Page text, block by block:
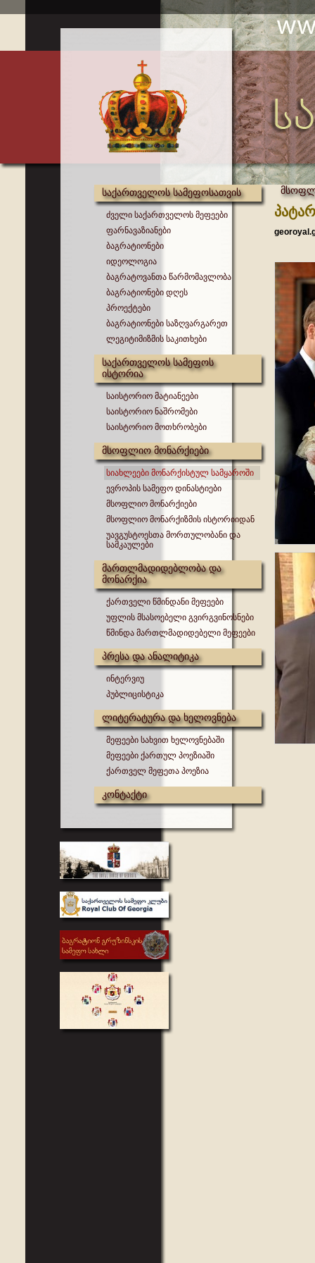
საქართველოს სამეფოსათვის
ძველი საქართველოს მეფეები
ფარნავაზიანები
ბაგრატიონები
იდეოლოგია
ბაგრატოვანთა წარმომავლობა
ბაგრატიონები დღეს
პროექტები
ბაგრატიონები საზღვარგარეთ
ლეგიტიმიზმის საკითხები
საქართველოს სამეფოს
ისტორია
საისტორიო მატიანეები
საისტორიო ნაშრომები
საისტორიო მოთხრობები
მსოფლიო მონარქიები
სიახლეები მონარქისტულ სამყაროში
ევროპის სამეფო დინასტიები
მსოფლიო მონარქიები
მსოფლიო მონარქიზმის ისტორიიდან
უავგუსტოესთა მორთულობანი და
სამკაულები
მართლმადიდებლობა და
მონარქია
ქართველი წმინდანი მეფეები
უფლის მსასოებელი გვირგვინოსნები
წმინდა მართლმადიდებელი მეფეები
პრესა და ანალიტიკა
ინტერვიუ
პუბლიცისტიკა
ლიტერატურა და ხელოვნება
მეფეები სახვით ხელოვნებაში
მეფეები ქართულ პოეზიაში
ქართველ მეფეთა პოეზია
კონტაქტი